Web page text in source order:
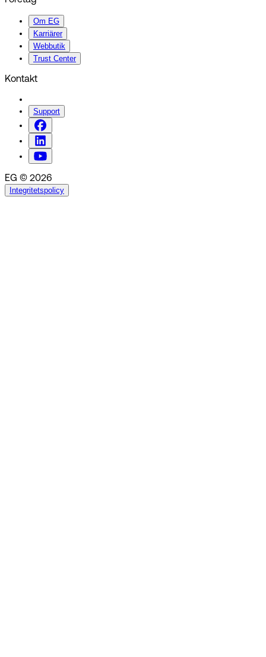
Om EG
Karriärer
Webbutik
Trust Center
Kontakt
Support
EG © 2026
Integritetspolicy